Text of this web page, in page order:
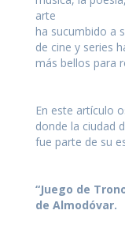
arte
ha sucumbido a
de cine y series
más bellos para
En este artículo
donde la ciudad
fue parte de su
“Juego de
de Almodóvar.